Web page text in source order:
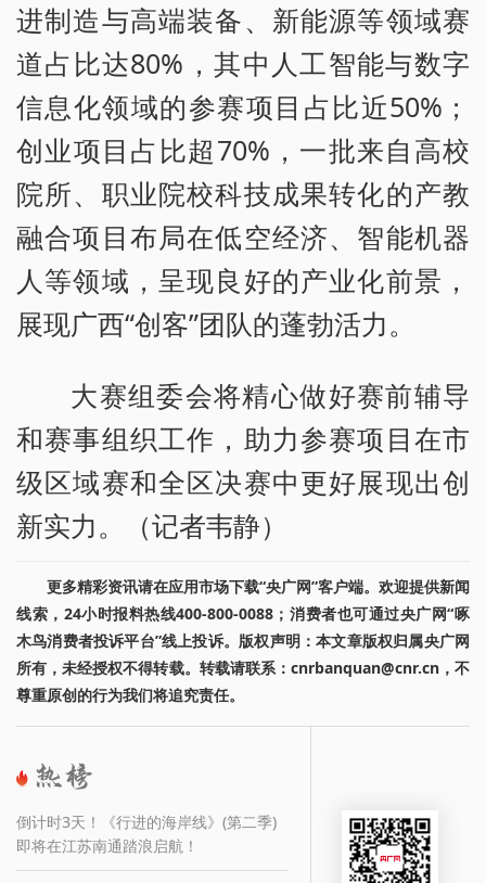
进制造与高端装备、新能源等领域赛
道占比达80%，其中人工智能与数字
信息化领域的参赛项目占比近50%；
创业项目占比超70%，一批来自高校
院所、职业院校科技成果转化的产教
融合项目布局在低空经济、智能机器
人等领域，呈现良好的产业化前景，
展现广西“创客”团队的蓬勃活力。
大赛组委会将精心做好赛前辅导
和赛事组织工作，助力参赛项目在市
级区域赛和全区决赛中更好展现出创
新实力。（记者韦静）
更多精彩资讯请在应用市场下载“央广网”客户端。欢迎提供新闻
线索，24小时报料热线400-800-0088；消费者也可通过央广网“啄
木鸟消费者投诉平台”线上投诉。版权声明：本文章版权归属央广网
所有，未经授权不得转载。转载请联系：cnrbanquan@cnr.cn，不
尊重原创的行为我们将追究责任。
倒计时3天！《行进的海岸线》(第二季)
即将在江苏南通踏浪启航！